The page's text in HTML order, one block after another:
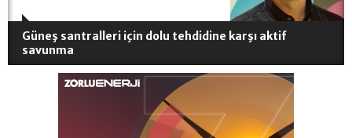
Güneş santralleri için dolu tehdidine karşı aktif
savunma